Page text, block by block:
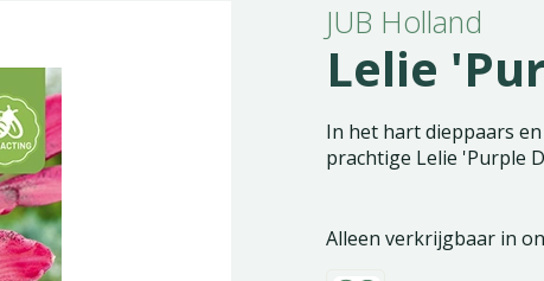
JUB Holland
Lelie
In het hart dieppaars
prachtige Lelie 'Purple
Alleen verkrijgbaar in